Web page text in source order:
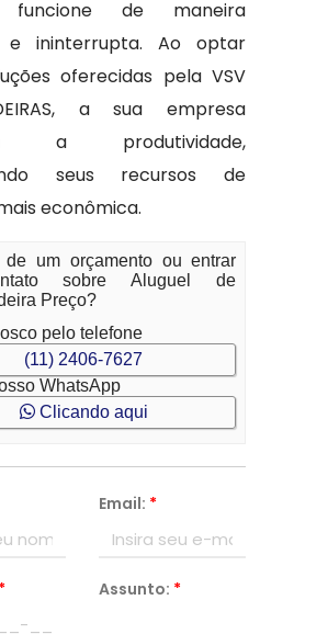
funcione de maneira
e ininterrupta. Ao optar
oferecidas pela VSV
a sua empresa
a produtividade,
seus recursos de
econômica.
de um orçamento ou entrar
sobre Aluguel de
Preço?
pelo telefone
(11) 2406-7627
WhatsApp
Clicando aqui
Email: *
* Assunto: *